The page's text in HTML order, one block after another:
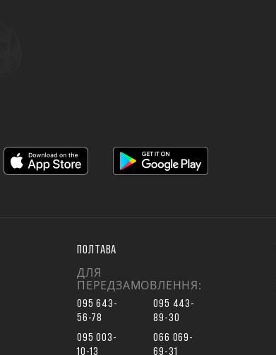
ПОЛТАВА
ДЛЯ
ПЕРЕДЗАМОВЛЕННЯ:
095 643-
56-78
095 003-
10-13
095 443-
89-30
066 069-
69-31